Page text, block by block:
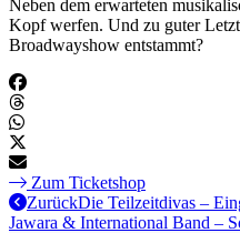
Neben dem erwarteten
Kopf werfen. Und zu guter
Broadwayshow entstammt?
Zum Ticketshop
ZurückDie Teilzeitdivas –
Jawara & International Band –